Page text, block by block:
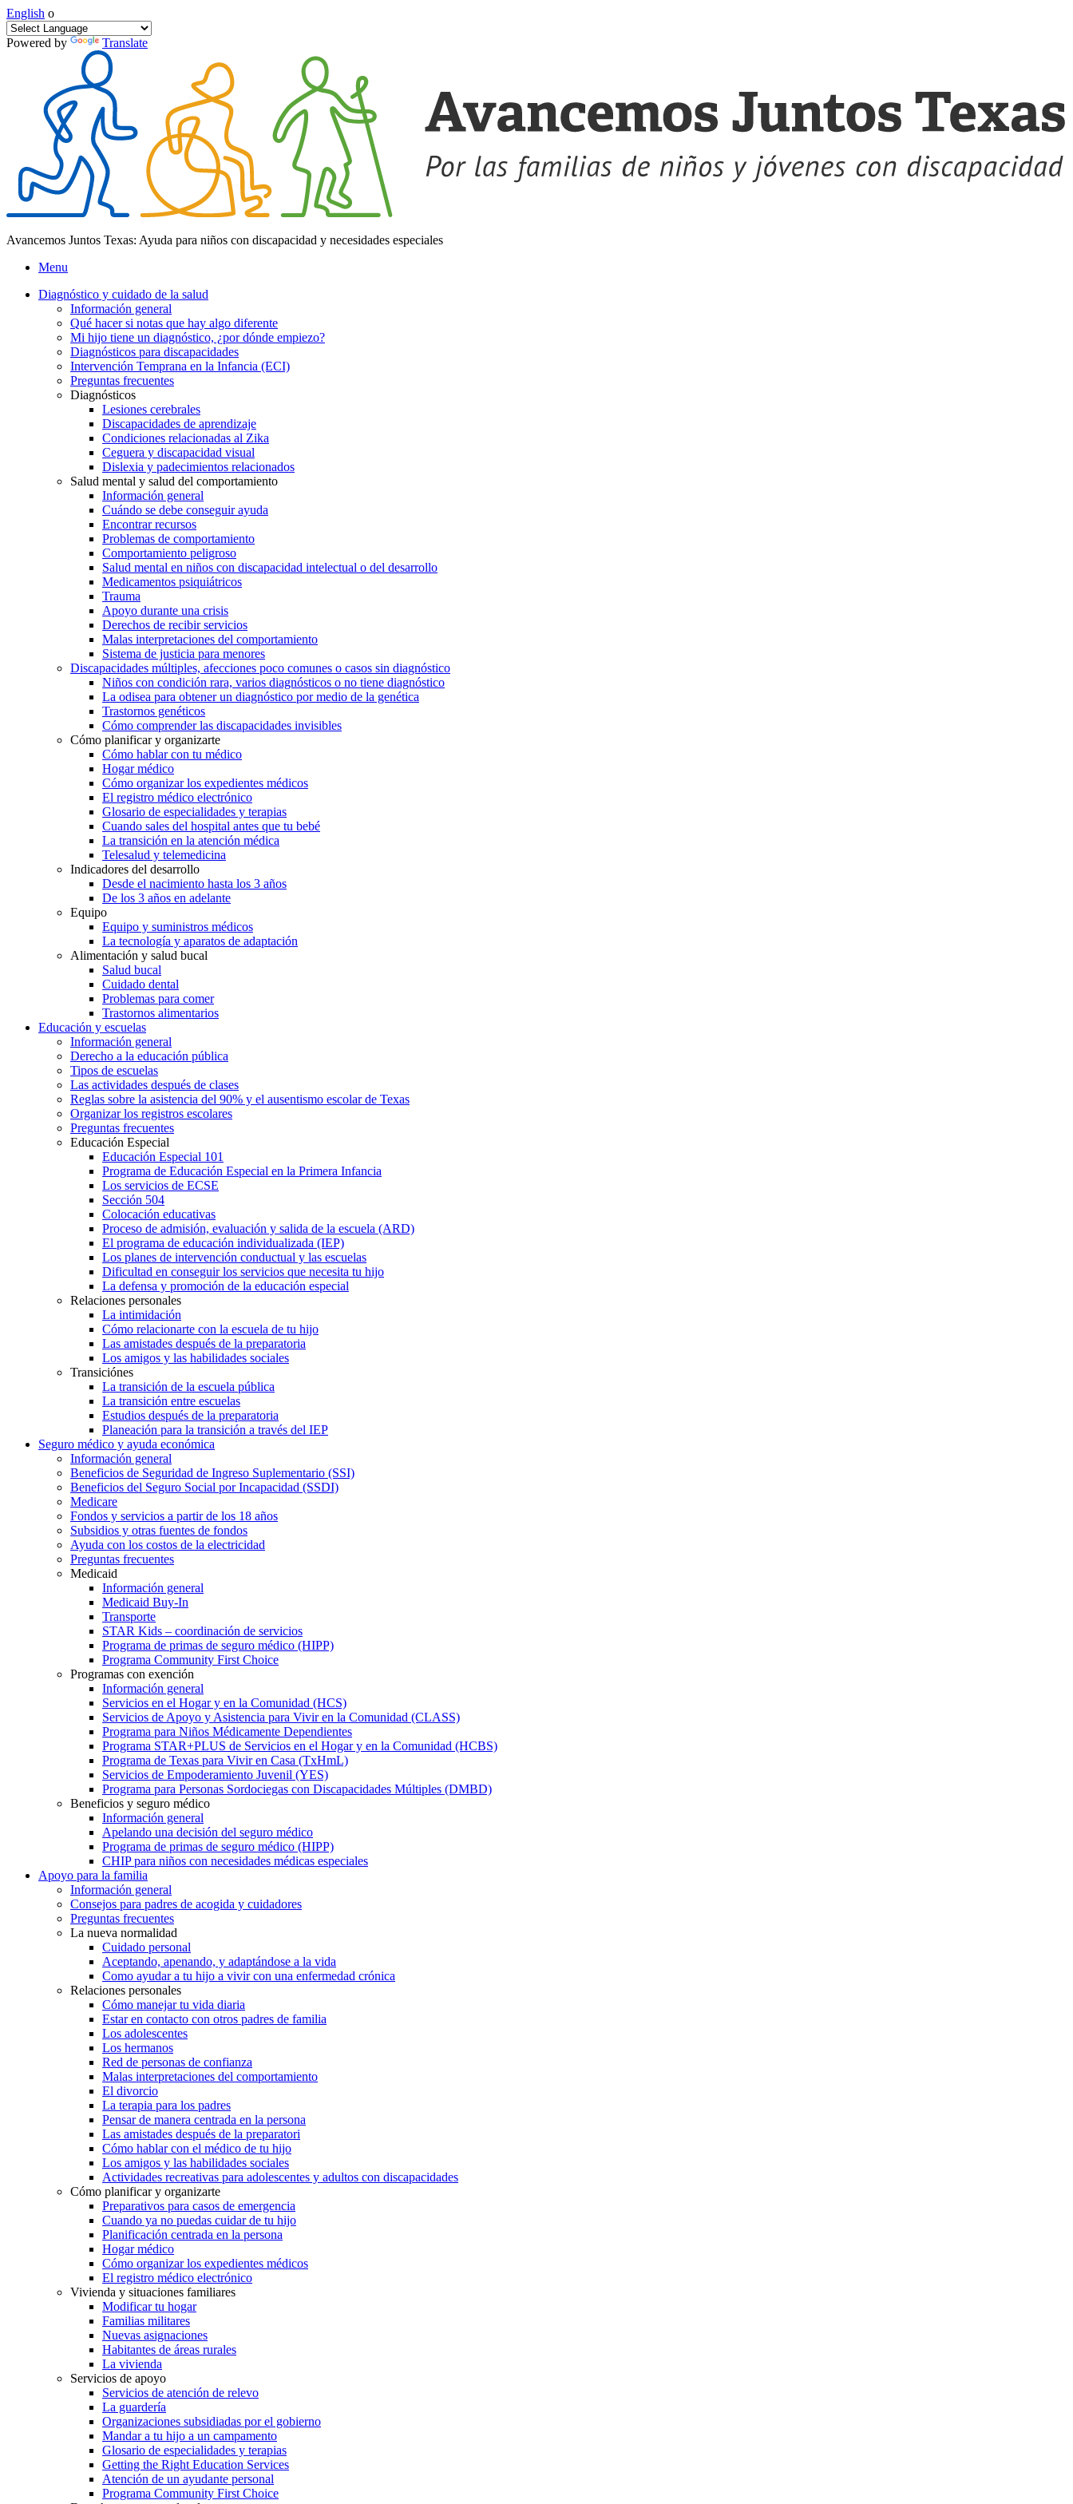
English o
Powered by Translate
Avancemos Juntos Texas: Ayuda para niños con discapacidad y necesidades especiales
Menu
Diagnóstico y cuidado de la salud
Información general
Qué hacer si notas que hay algo diferente
Mi hijo tiene un diagnóstico, ¿por dónde empiezo?
Diagnósticos para discapacidades
Intervención Temprana en la Infancia (ECI)
Preguntas frecuentes
Diagnósticos
Lesiones cerebrales
Discapacidades de aprendizaje
Condiciones relacionadas al Zika
Ceguera y discapacidad visual
Dislexia y padecimientos relacionados
Salud mental y salud del comportamiento
Información general
Cuándo se debe conseguir ayuda
Encontrar recursos
Problemas de comportamiento
Comportamiento peligroso
Salud mental en niños con discapacidad intelectual o del desarrollo
Medicamentos psiquiátricos
Trauma
Apoyo durante una crisis
Derechos de recibir servicios
Malas interpretaciones del comportamiento
Sistema de justicia para menores
Discapacidades múltiples, afecciones poco comunes o casos sin diagnóstico
Niños con condición rara, varios diagnósticos o no tiene diagnóstico
La odisea para obtener un diagnóstico por medio de la genética
Trastornos genéticos
Cómo comprender las discapacidades invisibles
Cómo planificar y organizarte
Cómo hablar con tu médico
Hogar médico
Cómo organizar los expedientes médicos
El registro médico electrónico
Glosario de especialidades y terapias
Cuando sales del hospital antes que tu bebé
La transición en la atención médica
Telesalud y telemedicina
Indicadores del desarrollo
Desde el nacimiento hasta los 3 años
De los 3 años en adelante
Equipo
Equipo y suministros médicos
La tecnología y aparatos de adaptación
Alimentación y salud bucal
Salud bucal
Cuidado dental
Problemas para comer
Trastornos alimentarios
Educación y escuelas
Información general
Derecho a la educación pública
Tipos de escuelas
Las actividades después de clases
Reglas sobre la asistencia del 90% y el ausentismo escolar de Texas
Organizar los registros escolares
Preguntas frecuentes
Educación Especial
Educación Especial 101
Programa de Educación Especial en la Primera Infancia
Los servicios de ECSE
Sección 504
Colocación educativas
Proceso de admisión, evaluación y salida de la escuela (ARD)
El programa de educación individualizada (IEP)
Los planes de intervención conductual y las escuelas
Dificultad en conseguir los servicios que necesita tu hijo
La defensa y promoción de la educación especial
Relaciones personales
La intimidación
Cómo relacionarte con la escuela de tu hijo
Las amistades después de la preparatoria
Los amigos y las habilidades sociales
Transiciónes
La transición de la escuela pública
La transición entre escuelas
Estudios después de la preparatoria
Planeación para la transición a través del IEP
Seguro médico y ayuda económica
Información general
Beneficios de Seguridad de Ingreso Suplementario (SSI)
Beneficios del Seguro Social por Incapacidad (SSDI)
Medicare
Fondos y servicios a partir de los 18 años
Subsidios y otras fuentes de fondos
Ayuda con los costos de la electricidad
Preguntas frecuentes
Medicaid
Información general
Medicaid Buy-In
Transporte
STAR Kids – coordinación de servicios
Programa de primas de seguro médico (HIPP)
Programa Community First Choice
Programas con exención
Información general
Servicios en el Hogar y en la Comunidad (HCS)
Servicios de Apoyo y Asistencia para Vivir en la Comunidad (CLASS)
Programa para Niños Médicamente Dependientes
Programa STAR+PLUS de Servicios en el Hogar y en la Comunidad (HCBS)
Programa de Texas para Vivir en Casa (TxHmL)
Servicios de Empoderamiento Juvenil (YES)
Programa para Personas Sordociegas con Discapacidades Múltiples (DMBD)
Beneficios y seguro médico
Información general
Apelando una decisión del seguro médico
Programa de primas de seguro médico (HIPP)
CHIP para niños con necesidades médicas especiales
Apoyo para la familia
Información general
Consejos para padres de acogida y cuidadores
Preguntas frecuentes
La nueva normalidad
Cuidado personal
Aceptando, apenando, y adaptándose a la vida
Como ayudar a tu hijo a vivir con una enfermedad crónica
Relaciones personales
Cómo manejar tu vida diaria
Estar en contacto con otros padres de familia
Los adolescentes
Los hermanos
Red de personas de confianza
Malas interpretaciones del comportamiento
El divorcio
La terapia para los padres
Pensar de manera centrada en la persona
Las amistades después de la preparatori
Cómo hablar con el médico de tu hijo
Los amigos y las habilidades sociales
Actividades recreativas para adolescentes y adultos con discapacidades
Cómo planificar y organizarte
Preparativos para casos de emergencia
Cuando ya no puedas cuidar de tu hijo
Planificación centrada en la persona
Hogar médico
Cómo organizar los expedientes médicos
El registro médico electrónico
Vivienda y situaciones familiares
Modificar tu hogar
Familias militares
Nuevas asignaciones
Habitantes de áreas rurales
La vivienda
Servicios de apoyo
Servicios de atención de relevo
La guardería
Organizaciones subsidiadas por el gobierno
Mandar a tu hijo a un campamento
Glosario de especialidades y terapias
Getting the Right Education Services
Atención de un ayudante personal
Programa Community First Choice